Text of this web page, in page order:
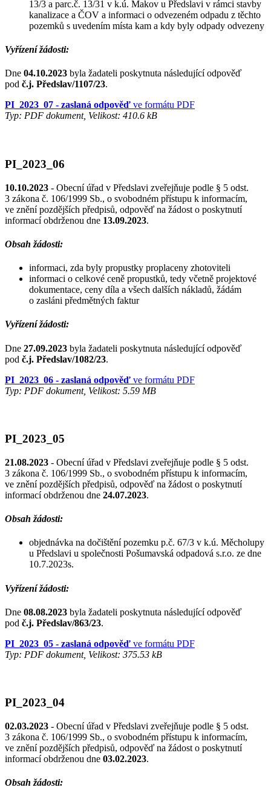
13/3 a parc.č. 13/31 v k.ú. Makov u Předslavi v rámci stavby
kanalizace a ČOV a informaci o odvezeném odpadu z těchto
pozemků s uvedením místa kam a kdy byly odpady odvezeny
Vyřízení žádosti:
Dne 04.10.2023 byla žadateli poskytnuta následující odpověď
pod č.j. Předslav/1107/23.
PI_2023_07 - zaslaná odpověď ve formátu PDF
Typ: PDF dokument, Velikost: 410.6 kB
PI_2023_06
10.10.2023 - Obecní úřad v Předslavi zveřejňuje podle § 5 odst.
3 zákona č. 106/1999 Sb., o svobodném přístupu k informacím,
ve znění pozdějších předpisů, odpověď na žádost o poskytnutí
informací obdrženou dne 13.09.2023.
Obsah žádosti:
informaci, zda byly propustky proplaceny zhotoviteli
informaci o celkové ceně propustků, tedy včetně projektové
dokumentace, ceny díla a všech dalších nákladů, žádám
o zasláni předmětných faktur
Vyřízení žádosti:
Dne 27.09.2023 byla žadateli poskytnuta následující odpověď
pod č.j. Předslav/1082/23.
PI_2023_06 - zaslaná odpověď ve formátu PDF
Typ: PDF dokument, Velikost: 5.59 MB
PI_2023_05
21.08.2023 - Obecní úřad v Předslavi zveřejňuje podle § 5 odst.
3 zákona č. 106/1999 Sb., o svobodném přístupu k informacím,
ve znění pozdějších předpisů, odpověď na žádost o poskytnutí
informací obdrženou dne 24.07.2023.
Obsah žádosti:
objednávka na dočištění pozemku p.č. 67/3 v k.ú. Měcholupy
u Předslavi u společnosti Pošumavská odpadová s.r.o. ze dne
10.7.2023s.
Vyřízení žádosti:
Dne 08.08.2023 byla žadateli poskytnuta následující odpověď
pod č.j. Předslav/863/23.
PI_2023_05 - zaslaná odpověď ve formátu PDF
Typ: PDF dokument, Velikost: 375.53 kB
PI_2023_04
02.03.2023 - Obecní úřad v Předslavi zveřejňuje podle § 5 odst.
3 zákona č. 106/1999 Sb., o svobodném přístupu k informacím,
ve znění pozdějších předpisů, odpověď na žádost o poskytnutí
informací obdrženou dne 03.02.2023.
Obsah žádosti: